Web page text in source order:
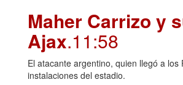
Maher Carrizo y
Ajax.11:58
El atacante argentino, quien llegó a
instalaciones del estadio.